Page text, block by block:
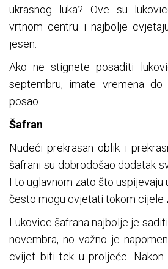
ukrasnog luka? Ove su
vrtnom centru i najbolje
jesen.
Ako ne stignete posaditi
septembru, imate vremena
posao.
Šafran
Nudeći prekrasan oblik i
šafrani su dobrodošao dodatak
I to uglavnom zato što uspijevaju
često mogu cvjetati tokom cijele
Lukovice šafrana najbolje je
novembra, no važno je
cvijet biti tek u proljeće.